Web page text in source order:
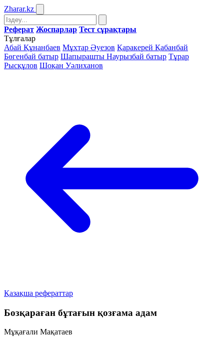
Zharar.kz
Реферат Жоспарлар Тест сұрақтары
Тұлғалар
Абай Құнанбаев Мұхтар Әуезов Қаракерей Қабанбай
Бөгенбай батыр Шапырашты Наурызбай батыр Тұрар
Рысқұлов Шоқан Уәлиханов
Қазақша рефераттар
Бозқараған бұтағын қозғама адам
Мұқағали Мақатаев